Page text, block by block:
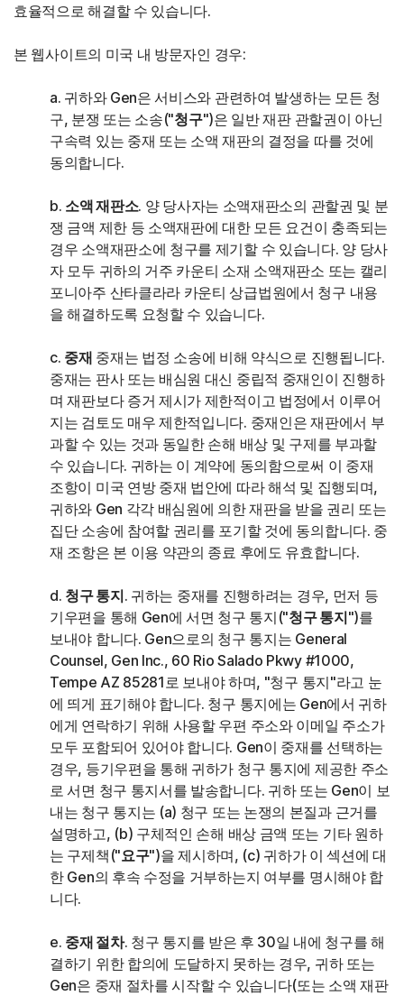
효율적으로 해결할 수 있습니다.
본 웹사이트의 미국 내 방문자인 경우:
a. 귀하와 Gen은 서비스와 관련하여 발생하는 모든 청
구, 분쟁 또는 소송("청구")은 일반 재판 관할권이 아닌
구속력 있는 중재 또는 소액 재판의 결정을 따를 것에
동의합니다.
b. 소액 재판소. 양 당사자는 소액재판소의 관할권 및 분
쟁 금액 제한 등 소액재판에 대한 모든 요건이 충족되는
경우 소액재판소에 청구를 제기할 수 있습니다. 양 당사
자 모두 귀하의 거주 카운티 소재 소액재판소 또는 캘리
포니아주 산타클라라 카운티 상급법원에서 청구 내용
을 해결하도록 요청할 수 있습니다.
c. 중재 중재는 법정 소송에 비해 약식으로 진행됩니다.
중재는 판사 또는 배심원 대신 중립적 중재인이 진행하
며 재판보다 증거 제시가 제한적이고 법정에서 이루어
지는 검토도 매우 제한적입니다. 중재인은 재판에서 부
과할 수 있는 것과 동일한 손해 배상 및 구제를 부과할
수 있습니다. 귀하는 이 계약에 동의함으로써 이 중재
조항이 미국 연방 중재 법안에 따라 해석 및 집행되며,
귀하와 Gen 각각 배심원에 의한 재판을 받을 권리 또는
집단 소송에 참여할 권리를 포기할 것에 동의합니다. 중
재 조항은 본 이용 약관의 종료 후에도 유효합니다.
d. 청구 통지. 귀하는 중재를 진행하려는 경우, 먼저 등
기우편을 통해 Gen에 서면 청구 통지("청구 통지")를
보내야 합니다. Gen으로의 청구 통지는 General
Counsel, Gen Inc., 60 Rio Salado Pkwy #1000,
Tempe AZ 85281로 보내야 하며, "청구 통지"라고 눈
에 띄게 표기해야 합니다. 청구 통지에는 Gen에서 귀하
에게 연락하기 위해 사용할 우편 주소와 이메일 주소가
모두 포함되어 있어야 합니다. Gen이 중재를 선택하는
경우, 등기우편을 통해 귀하가 청구 통지에 제공한 주소
로 서면 청구 통지서를 발송합니다. 귀하 또는 Gen이 보
내는 청구 통지는 (a) 청구 또는 논쟁의 본질과 근거를
설명하고, (b) 구체적인 손해 배상 금액 또는 기타 원하
는 구제책("요구")을 제시하며, (c) 귀하가 이 섹션에 대
한 Gen의 후속 수정을 거부하는지 여부를 명시해야 합
니다.
e. 중재 절차. 청구 통지를 받은 후 30일 내에 청구를 해
결하기 위한 합의에 도달하지 못하는 경우, 귀하 또는
Gen은 중재 절차를 시작할 수 있습니다(또는 소액 재판